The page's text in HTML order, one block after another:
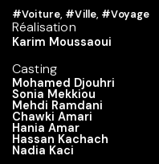
#Voiture, #Ville, #Voyage
Réalisation
Karim Moussaoui
Casting
Mohamed Djouhri
Sonia Mekkiou
Mehdi Ramdani
Chawki Amari
Hania Amar
Hassan Kachach
Nadia Kaci